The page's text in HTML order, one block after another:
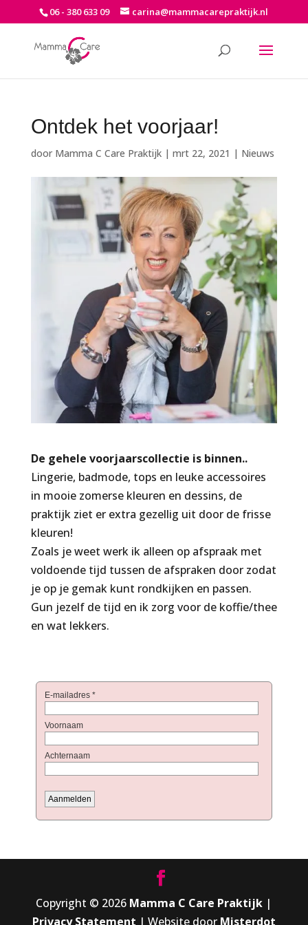
06 - 380 633 09 carina@mammacarepraktijk.nl
Ontdek het voorjaar!
door Mamma C Care Praktijk| mrt 22, 2021 | Nieuws
De gehele voorjaarscollectie is binnen..
Lingerie, badmode, tops en leuke accessoires
in mooie zomerse kleuren en dessins, de
praktijk ziet er extra gezellig uit door de frisse
kleuren!
Zoals je weet werk ik alleen op afspraak met
voldoende tijd tussen de afspraken door zodat
je op je gemak kunt rondkijken en passen.
Gun jezelf de tijd en ik zorg voor de koffie/thee
en wat lekkers.
Copyright © 2026 Mamma C Care Praktijk |
Privacy Statement | Website door Misterdot